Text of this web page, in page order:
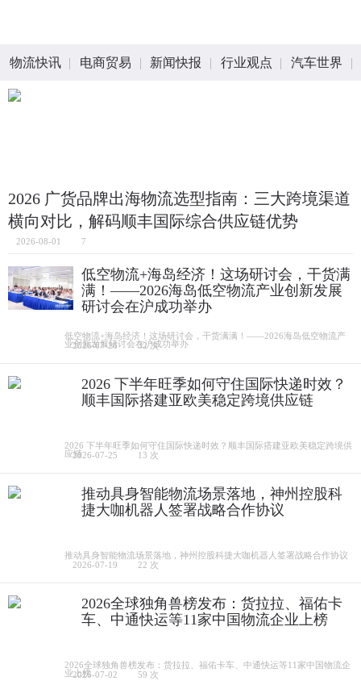
物流快讯 电商贸易 新闻快报 行业观点 汽车世界
2026 广货品牌出海物流选型指南：三大跨境渠道
横向对比，解码顺丰国际综合供应链优势
2026-08-01 7
低空物流+海岛经济！这场研讨会，干货满
满！——2026海岛低空物流产业创新发展
研讨会在沪成功举办
低空物流+海岛经济！这场研讨会，干货满满！——2026海岛低空物流产
业创新发展研讨会在沪成功举办
2026-07-26 32 次
2026 下半年旺季如何守住国际快递时效？
顺丰国际搭建亚欧美稳定跨境供应链
2026 下半年旺季如何守住国际快递时效？顺丰国际搭建亚欧美稳定跨境供
应链2026-07-25 13 次
推动具身智能物流场景落地，神州控股科
捷大咖机器人签署战略合作协议
推动具身智能物流场景落地，神州控股科捷大咖机器人签署战略合作协议
2026-07-19
22 次
2026全球独角兽榜发布：货拉拉、福佑卡
车、中通快运等11家中国物流企业上榜
2026全球独角兽榜发布：货拉拉、福佑卡车、中通快运等11家中国物流企
业上榜
2026-07-02 59 次